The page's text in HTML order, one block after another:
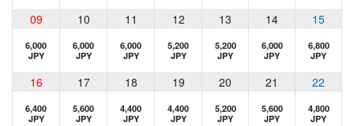
09 10 11 12 13 14 15
6,000
JPY
6,000
JPY
6,000
JPY
5,200
JPY
5,200
JPY
6,000
JPY
6,800
JPY
16 17 18 19 20 21 22
6,400
JPY
5,600
JPY
4,400
JPY
4,400
JPY
5,200
JPY
5,600
JPY
4,800
JPY